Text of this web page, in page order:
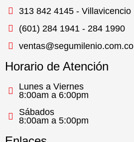
313 842 4145 - Villavicencio
(601) 284 1941 - 284 1990
ventas@segumilenio.com.co
Horario de Atención
Lunes a Viernes
8:00am a 6:00pm
Sábados
8:00am a 5:00pm